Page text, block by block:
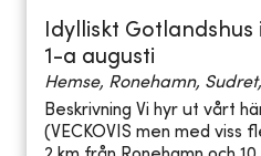
Idylliskt
1-a augusti
Hemse, Ronehamn,
Beskrivning Vi hyr ut vårt
(VECKOVIS men med viss